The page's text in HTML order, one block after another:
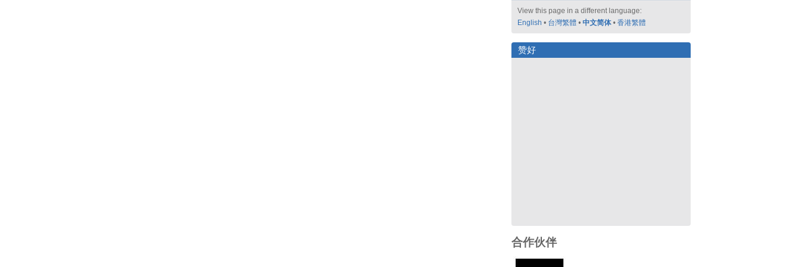
View this page in a different language:
English • 台灣繁體 • 中文简体 • 香港繁體
赞好
合作伙伴